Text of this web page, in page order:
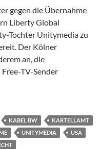
gegen die Übernahme
Liberty Global
Tochter Unitymedia zu
Der Kölner
an, die
TV-Sender
will Unitymedia
KABEL BW
KARTELLAMT
UNITYMEDIA
USA